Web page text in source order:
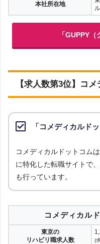
本社所在地
「GUPPY
【求人数第3位】コ
「コメディカルド
コメディカルドットコム
に特化した転職サイトで
も行っています。
コメディカル
東京の
リハビリ職求人数
(